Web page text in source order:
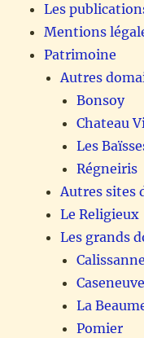
Les
Mentions
Patrimoine
Autres
Bonsoy
Chateau
Les
Régneiris
Autres sites
Le Religieux
Les grands
Calissanne
Caseneuve
La
Pomier